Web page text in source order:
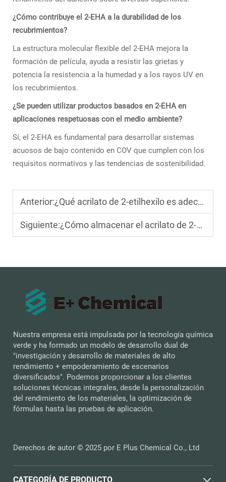
¿Cómo contribuye el 2-EHA a la durabilidad de los
recubrimientos?
La estructura molecular flexible del 2-EHA mejora la
formación de película, ayuda a resistir las grietas y
potencia la resistencia a la humedad y a los rayos UV en
los recubrimientos.
¿Se pueden utilizar productos basados en 2-EHA en
aplicaciones respetuosas con el medio ambiente?
Sí, el 2-EHA es fundamental para desarrollar sistemas
acuosos de bajo contenido en COV que cumplen con los
requisitos normativos y las tendencias de sostenibilidad.
Anterior:¿Qué acrilato de 2-etilhexilo es adecuado para el procesamiento de resinas a gran escala?
Siguiente:¿Cómo almacenar el acrilato de 2-etilhexilo para su uso a largo plazo?
Nuestra empresa está impulsada por la tecnología química
verde y ha formado un modelo de desarrollo dual de
"investigación y desarrollo de materiales de alto
rendimiento + empoderamiento de escenarios
diversificados". Podemos proporcionar a los clientes
soluciones técnicas integrales, desde la personalización
del rendimiento de los materiales, la optimización de
fórmulas hasta las pruebas de aplicación.
Derechos de autor © 2025 por E Plus Chemical Co., Ltd
CATEGORÍA DE PRODUCTO